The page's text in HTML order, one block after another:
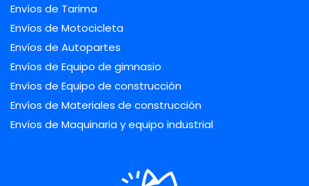
Envíos de Tarima
Envíos de Motocicleta
Envíos de Autopartes
Envíos de Equipo de gimnasio
Envíos de Equipo de construcción
Envíos de Materiales de construcción
Envíos de Maquinaria y equipo industrial